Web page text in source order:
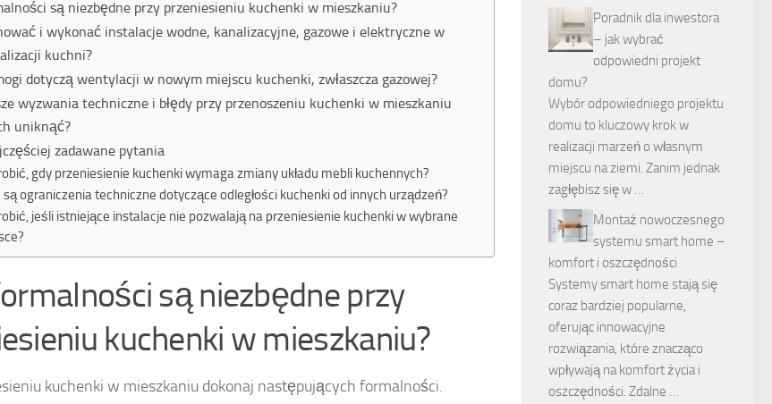
są niezbędne przy przeniesieniu kuchenki w mieszkaniu?
i wykonać instalacje wodne, kanalizacyjne, gazowe i elektryczne w
kuchni?
dotyczą wentylacji w nowym miejscu kuchenki, zwłaszcza gazowej?
wyzwania techniczne i błędy przy przenoszeniu kuchenki w mieszkaniu
uniknąć?
zadawane pytania
gdy przeniesienie kuchenki wymaga zmiany układu mebli kuchennych?
są ograniczenia techniczne dotyczące odległości kuchenki od innych urządzeń?
jeśli istniejące instalacje nie pozwalają na przeniesienie kuchenki w wybrane
są niezbędne przy
kuchenki w mieszkaniu?
kuchenki w mieszkaniu dokonaj następujących formalności.
Poradnik dla inwestora
– jak wybrać
odpowiedni projekt
domu?
Wybór odpowiedniego projektu
domu to kluczowy krok w
realizacji marzeń o własnym
miejscu na ziemi. Zanim jednak
zagłębisz się w …
Montaż nowoczesnego
systemu smart home –
komfort i oszczędności
Systemy smart home stają się
coraz bardziej popularne,
oferując innowacyjne
rozwiązania, które znacząco
wpływają na komfort życia i
oszczędności. Zdalne …